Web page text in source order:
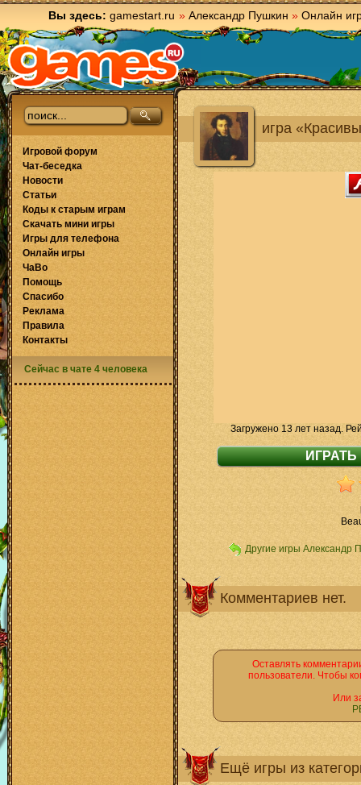
Вы здесь: gamestart.ru » Александр Пушкин » Онлайн
игра
Загружено 13 лет назад.
Другие игры Александр
Комментариев нет.
Оставлять
пользователи. Чтобы
Или
Ещё игры из
Игровой форум
Чат-беседка
Новости
Статьи
Коды к старым играм
Скачать мини игры
Игры для телефона
Онлайн игры
ЧаВо
Помощь
Спасибо
Реклама
Правила
Контакты
Сейчас в чате 4 человека